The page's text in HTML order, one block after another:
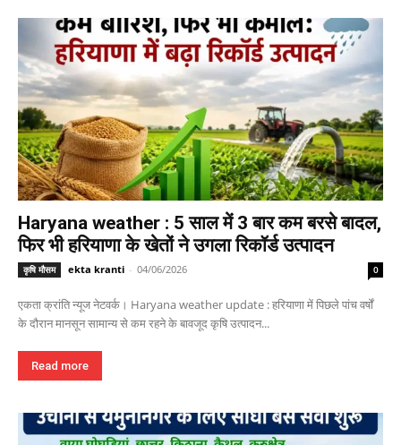
Haryana weather : 5 साल में 3 बार कम बरसे बादल,
फिर भी हरियाणा के खेतों ने उगला रिकॉर्ड उत्पादन
कृषि मौसम ekta kranti - 04/06/2026 0
एकता क्रांति न्यूज नेटवर्क। Haryana weather update : हरियाणा में पिछले पांच वर्षों
के दौरान मानसून सामान्य से कम रहने के बावजूद कृषि उत्पादन...
Read more